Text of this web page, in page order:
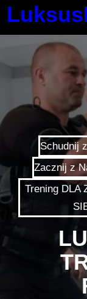
Schudnij
Zacznij z
Trening DLA